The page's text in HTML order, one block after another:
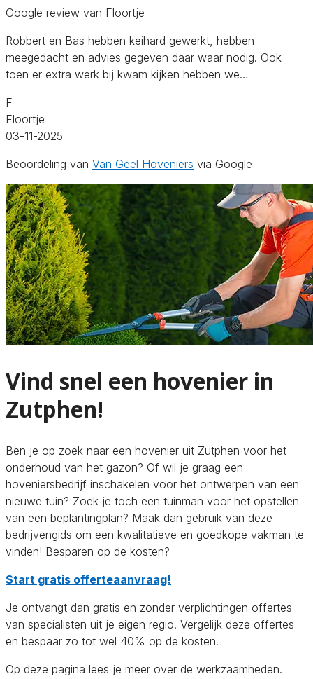
Google review van Floortje
Robbert en Bas hebben keihard gewerkt, hebben
meegedacht en advies gegeven daar waar nodig. Ook
toen er extra werk bij kwam kijken hebben we…
F
Floortje
03-11-2025
Beoordeling van Van Geel Hoveniers via Google
Vind snel een hovenier in
Zutphen!
Ben je op zoek naar een hovenier uit Zutphen voor het
onderhoud van het gazon? Of wil je graag een
hoveniersbedrijf inschakelen voor het ontwerpen van een
nieuwe tuin? Zoek je toch een tuinman voor het opstellen
van een beplantingplan? Maak dan gebruik van deze
bedrijvengids om een kwalitatieve en goedkope vakman te
vinden! Besparen op de kosten?
Start gratis offerteaanvraag!
Je ontvangt dan gratis en zonder verplichtingen offertes
van specialisten uit je eigen regio. Vergelijk deze offertes
en bespaar zo tot wel 40% op de kosten.
Op deze pagina lees je meer over de werkzaamheden.